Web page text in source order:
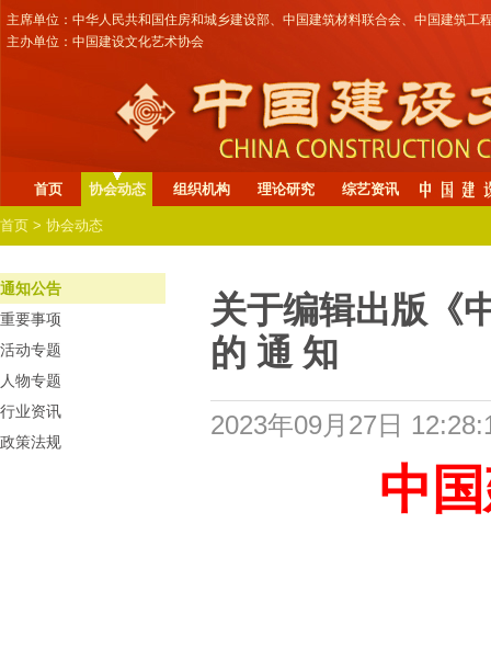
主席单位：中华人民共和国住房和城乡建设部、中国建筑材料联合会、中国建筑工
主办单位：中国建设文化艺术协会
首页 协会动态 组织机构 理论研究 综艺资讯
首页 > 协会动态
通知公告
重要事项
活动专题
人物专题
行业资讯
政策法规
关于编辑出版《
的 通 知
2023年09月27日
中